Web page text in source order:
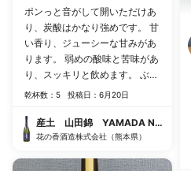
ポンっと音がして開いただけあ
り、炭酸はかなり強めです。 甘
い香り、ジューシーな甘みがあ
ります。 弱めの酸味と苦味があ
り、スッキリと飲めます。 ぶど
うのような香りが口の中に残り
しかったです。
乾杯数：5 投稿日：6月20日
産土 山田錦 YAMADA NISHIKI
花の香酒造株式会社（熊本県）